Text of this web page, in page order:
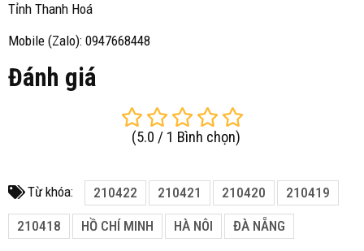
Tỉnh Thanh Hoá
Mobile (Zalo): 0947668448
Đánh giá
(5.0 / 1 Bình chọn)
Từ khóa: 210422 210421 210420 210419
210418 HỒ CHÍ MINH HÀ NÔI ĐÀ NẴNG